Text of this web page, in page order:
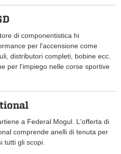
di componentistica hi
per l'accensione come
distributori completi, bobine ecc.
per l'impiego nelle corse sportive
a Federal Mogul. L'offerta di
comprende anelli di tenuta per
tutti gli scopi.